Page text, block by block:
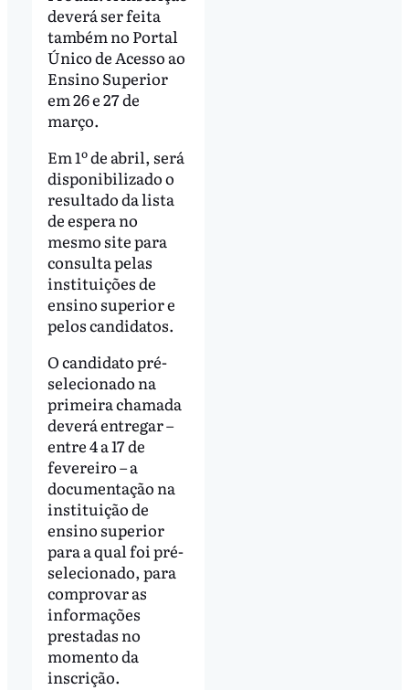
deverá ser feita
também no Portal
Único de Acesso ao
Ensino Superior
em 26 e 27 de
março.
Em 1º de abril, será
disponibilizado o
resultado da lista
de espera no
mesmo site para
consulta pelas
instituições de
ensino superior e
pelos candidatos.
O candidato pré-
selecionado na
primeira chamada
deverá entregar –
entre 4 a 17 de
fevereiro – a
documentação na
instituição de
ensino superior
para a qual foi pré-
selecionado, para
comprovar as
informações
prestadas no
momento da
inscrição.